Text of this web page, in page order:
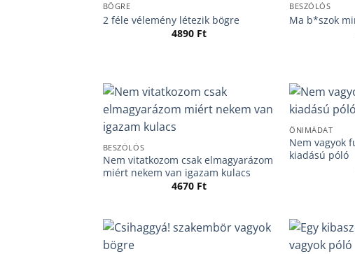
BÖGRE
2 féle vélemény létezik bögre
4890 Ft
BESZÓLÓS
Ma b*szok
BESZÓLÓS
Nem vitatkozom csak elmagyarázom
miért nekem van igazam kulacs
4670 Ft
ÖNIMÁDAT
Nem vagyok
kiadású póló